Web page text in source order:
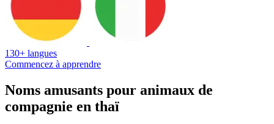
130+ langues
Commencez à apprendre
Noms amusants pour animaux de
compagnie en thaï